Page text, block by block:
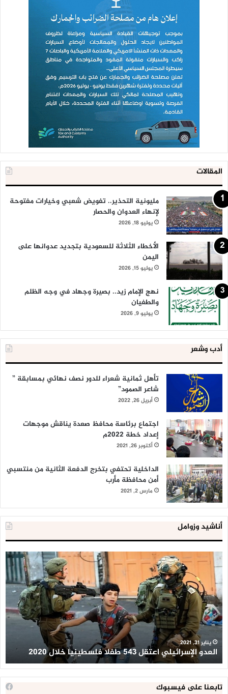
المقالات
مليونية التحذير.. تفويض شعبي وخيارات مفتوحة
لإنهاء العدوان والحصار
يوليو 18, 2026
الأخطاء الثلاثة للسعودية بتجديد عدوانها على
اليمن
يوليو 15, 2026
نهج الإمام زيد.. بصيرة وجهاد في وجه الظلم
والطغيان
يوليو 9, 2026
أدب وشعر
تأهل ثمانية شعراء للدور نصف نهائي بمسابقة ”
شاعر الصمود”
أبريل 26, 2022
اجتماع برئاسة محافظ صعدة يناقش موجهات
إعداد خطة 2022م
أكتوبر 26, 2021
الداخلية تحتفي بتخرج الدفعة الثانية من منتسبي
أمن محافظة مأرب
مارس 2, 2021
أناشيد وزوامل
العدو
الإسرائيلي
اعتقل
543
طفلا
فلسطينيا
خلال
2020
يناير 31, 2021
العدو الإسرائيلي اعتقل 543 طفلا فلسطينيا خلال 2020
تابعنا على فيسبوك